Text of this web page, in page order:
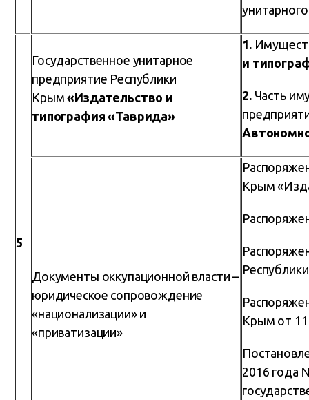
5
Государственное унитарное
предприятие Республики
Крым«Издательство и
типография «Таврида»
1.
и
2.Часть
Документы оккупационной власти –
юридическое сопровождение
«национализации» и
«приватизации»
Крым
Крым от
2016 года